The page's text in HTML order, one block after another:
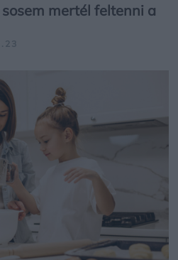
mertél feltenni a